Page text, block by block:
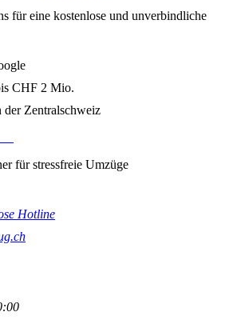
für eine kostenlose und unverbindliche
CHF 2 Mio.
der Zentralschweiz
für stressfreie Umzüge
Hotline